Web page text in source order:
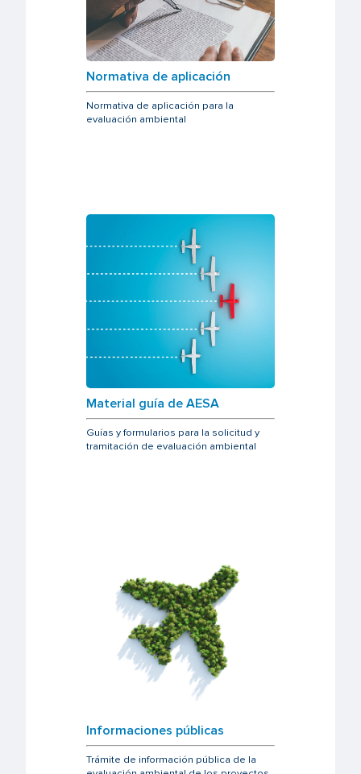
Normativa de aplicación
Normativa de aplicación para la
evaluación ambiental
Material guía de AESA
Guías y formularios para la solicitud y
tramitación de evaluación ambiental
Informaciones públicas
Trámite de información pública de la